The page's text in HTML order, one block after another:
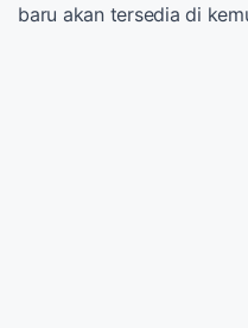
baru akan tersedia di